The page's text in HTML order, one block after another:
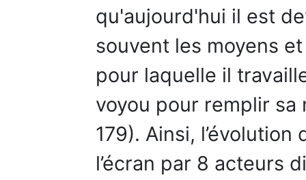
qu'aujourd'hui il est
souvent les moyens
pour laquelle il
voyou pour remplir sa
179). Ainsi,
l’écran par 8 acteurs